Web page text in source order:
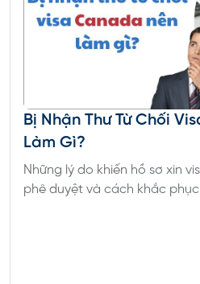
Bị Nhận Thư Từ Chối
Làm Gì?
Những lý do khiến hồ sơ xin
phê duyệt và cách khắc